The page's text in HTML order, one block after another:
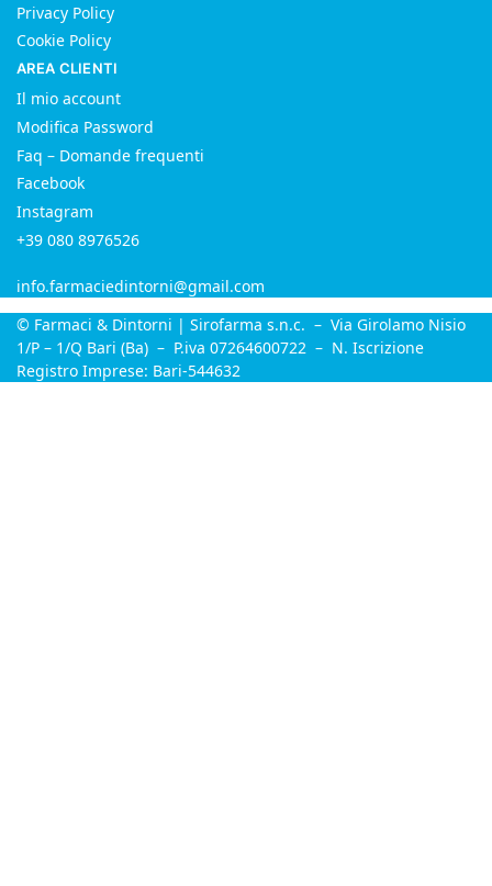
Privacy Policy
Cookie Policy
AREA CLIENTI
Il mio account
Modifica Password
Faq – Domande frequenti
Facebook
Instagram
+39 080 8976526
info.farmaciedintorni@gmail.com
© Farmaci & Dintorni | Sirofarma s.n.c. – Via Girolamo Nisio
1/P – 1/Q Bari (Ba) – P.iva 07264600722 – N. Iscrizione
Registro Imprese: Bari-544632